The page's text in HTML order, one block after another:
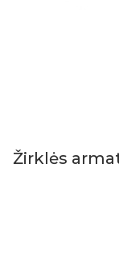
Žirklės